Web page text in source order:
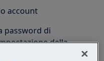
account
password di
della